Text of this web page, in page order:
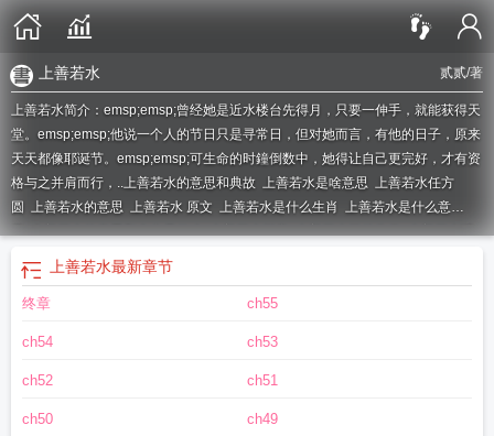
贰贰/著
上善若水
上善若水简介：emsp;emsp;曾经她是近水楼台先得月，只要一伸手，就能获得天
堂。emsp;emsp;他说一个人的节日只是寻常日，但对她而言，有他的日子，原来
天天都像耶诞节。emsp;emsp;可生命的时鐘倒数中，她得让自己更完好，才有资
格与之并肩而行，..上善若水的意思和典故 上善若水是啥意思 上善若水任方
圆 上善若水的意思 上善若水 原文 上善若水是什么生肖 上善若水是什么意
思上善若水的意思和含义是什么上善若水拼音上善若水微信头像上善若水适
合什么人用 上善若水的寓意和象征
厚德载物中华美德源远流长
文上善若水是谁提出的 上善若水什么意思解释一下
打一准确生肖
上善若水是什么意思 解释一下
若水适合什么人
上善若水字画图片
上善若水最新章节
终章 ch55
ch54 ch53
ch52 ch51
ch50 ch49